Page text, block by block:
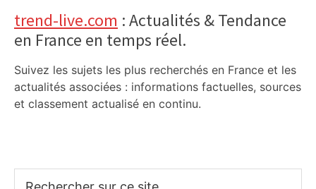
trend-live.com : Actualités & Tendance
en France en temps réel.
Suivez les sujets les plus recherchés en France et les
actualités associées : informations factuelles, sources
et classement actualisé en continu.